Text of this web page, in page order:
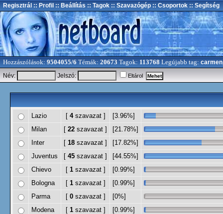
Regisztrál :: Profil :: Beállítás :: Tagok :: Szavazógép :: Csoportok :: Segítség
Hozzászólások: 9504055/6 Témák: 20673 Tagok: 113768 Legújabb tag:
Név:
Jelszó: Eltárol
Lazio [ 4szavazat ]
[3.96%]
Milan
[ 22 szavazat ]
[21.78%]
Inter
[ 18 szavazat ]
[17.82%]
Juventus
[ 45 szavazat ]
[44.55%]
Chievo
[ 1szavazat ]
[0.99%]
Bologna
[ 1szavazat ]
[0.99%]
Parma
[ 0szavazat ]
[0%]
Modena
[ 1szavazat ]
[0.99%]